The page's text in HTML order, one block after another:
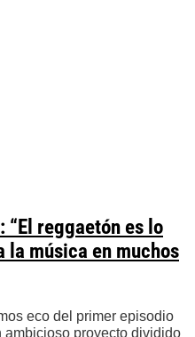
“El reggaetón es lo
la música en muchos
eco del primer episodio
ambicioso proyecto dividido